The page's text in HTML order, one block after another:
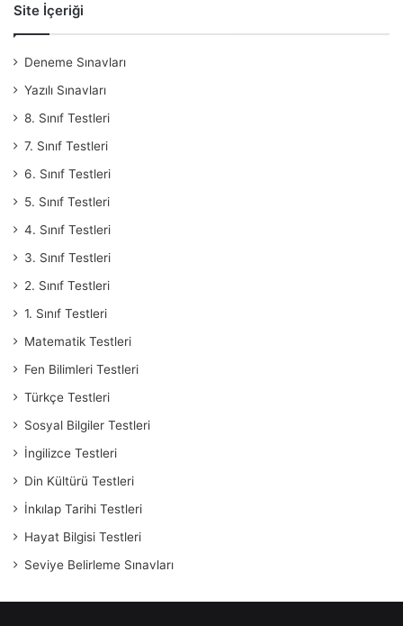
Site İçeriği
Deneme Sınavları
Yazılı Sınavları
8. Sınıf Testleri
7. Sınıf Testleri
6. Sınıf Testleri
5. Sınıf Testleri
4. Sınıf Testleri
3. Sınıf Testleri
2. Sınıf Testleri
1. Sınıf Testleri
Matematik Testleri
Fen Bilimleri Testleri
Türkçe Testleri
Sosyal Bilgiler Testleri
İngilizce Testleri
Din Kültürü Testleri
İnkılap Tarihi Testleri
Hayat Bilgisi Testleri
Seviye Belirleme Sınavları